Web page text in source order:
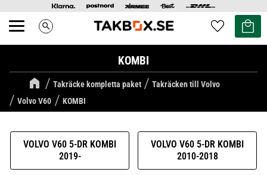
Meny search Favoriter
Kundvagn
KOMBI
Takräcke kompletta paket
Takräcken till Volvo
Volvo V60
KOMBI
VOLVO V60 5-DR KOMBI
2019-
VOLVO V60 5-DR KOMBI
2010-2018